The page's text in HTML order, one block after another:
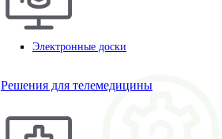
Электронные доски
Решения для телемедицины